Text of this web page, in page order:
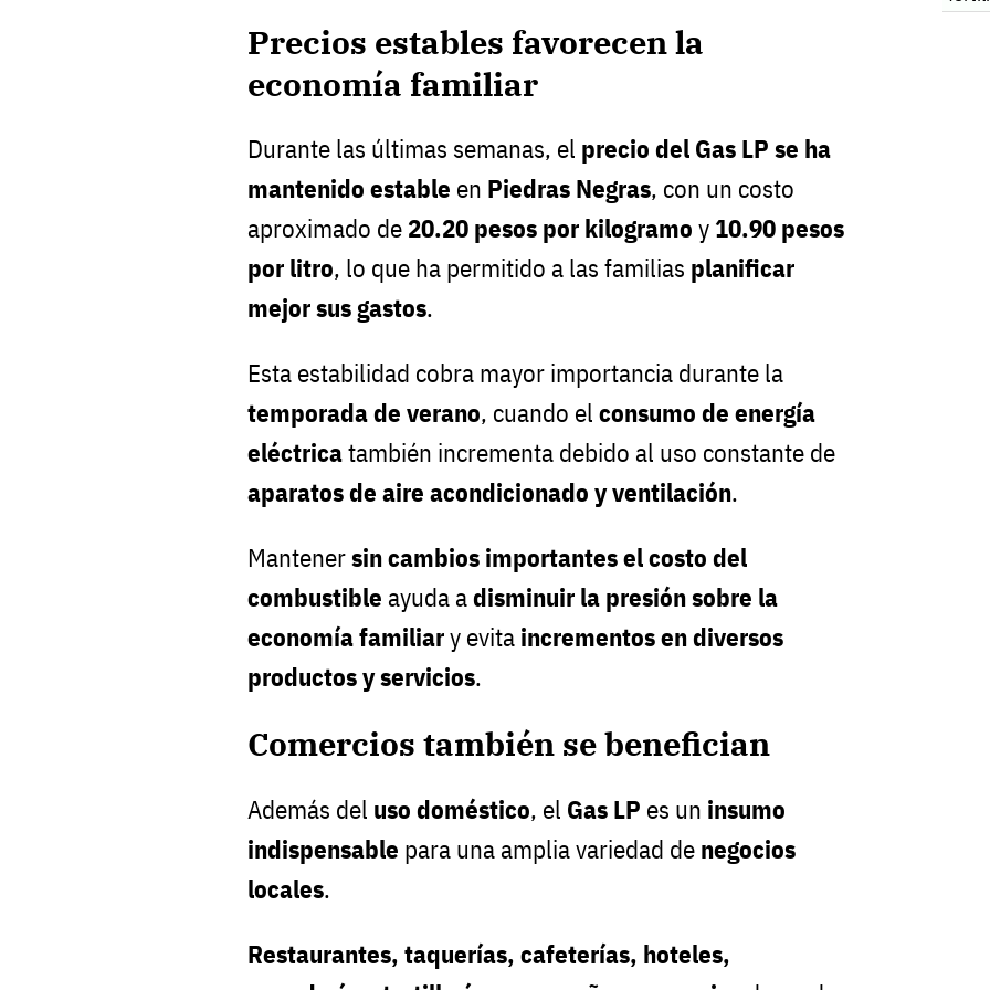
Precios estables favorecen la
economía familiar
Durante las últimas semanas, el precio del Gas LP se ha
mantenido estable en Piedras Negras, con un costo
aproximado de 20.20 pesos por kilogramo y 10.90 pesos
por litro, lo que ha permitido a las familias planificar
mejor sus gastos.
Esta estabilidad cobra mayor importancia durante la
temporada de verano, cuando el consumo de energía
eléctricatambién incrementa debido al uso constante de
aparatos de aire acondicionado y ventilación.
Mantenersin cambios importantes el costo del
combustible ayuda adisminuir la presión sobre la
economía familiary evita incrementos en diversos
productos y servicios.
Comercios también se benefician
Además del uso doméstico, el Gas LP es un insumo
indispensable para una amplia variedad de negocios
locales.
Restaurantes, taquerías, cafeterías, hoteles,